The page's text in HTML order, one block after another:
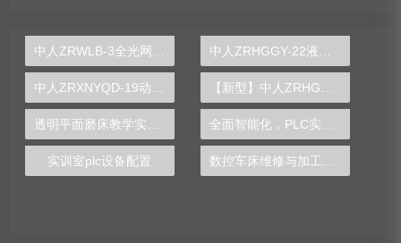
实训室plc设备配置